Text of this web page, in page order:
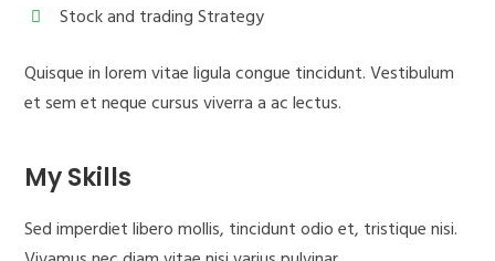
Stock and trading Strategy
Quisque in lorem vitae ligula congue tincidunt. Vestibulum
et sem et neque cursus viverra a ac lectus.
My Skills
Sed imperdiet libero mollis, tincidunt odio et, tristique nisi.